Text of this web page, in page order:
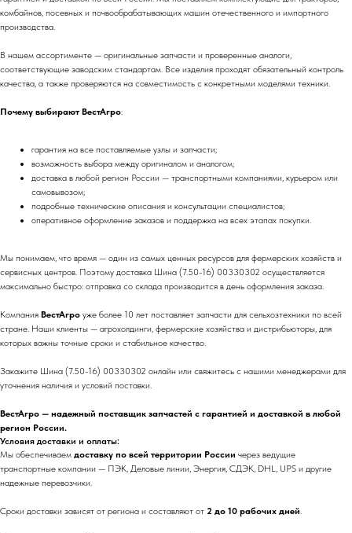
комбайнов, посевных и почвообрабатывающих машин отечественного и импортного
производства.
В нашем ассортименте — оригинальные запчасти и проверенные аналоги,
соответствующие заводским стандартам. Все изделия проходят обязательный контроль
качества, а также проверяются на совместимость с конкретными моделями техники.
Почему выбирают ВестАгро:
гарантия на все поставляемые узлы и запчасти;
возможность выбора между оригиналом и аналогом;
доставка в любой регион России — транспортными компаниями, курьером или
самовывозом;
подробные технические описания и консультации специалистов;
оперативное оформление заказов и поддержка на всех этапах покупки.
Мы понимаем, что время — один из самых ценных ресурсов для фермерских хозяйств и
сервисных центров. Поэтому доставка Шина (7.50-16) 00330302 осуществляется
максимально быстро: отправка со склада производится в день оформления заказа.
Компания ВестАгро уже более 10 лет поставляет запчасти для сельхозтехники по всей
стране. Наши клиенты — агрохолдинги, фермерские хозяйства и дистрибьюторы, для
которых важны точные сроки и стабильное качество.
Закажите Шина (7.50-16) 00330302 онлайн или свяжитесь с нашими менеджерами для
уточнения наличия и условий поставки.
ВестАгро — надежный поставщик запчастей с гарантией и доставкой в любой
регион России.
Условия доставки и оплаты:
Мы обеспечиваем доставку по всей территории России через ведущие
транспортные компании — ПЭК, Деловые линии, Энергия, СДЭК, DHL, UPS и другие
надежные перевозчики.
Сроки доставки зависят от региона и составляют от 2 до 10 рабочих дней.